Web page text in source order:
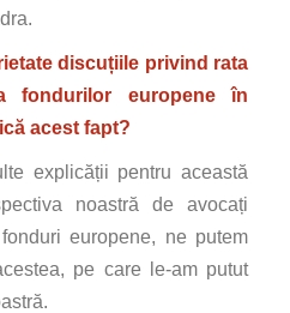
discuțiile privind rata
fondurilor europene în
acest fapt?
explicății pentru această
noastră de avocați
europene, ne putem
pe care le-am putut